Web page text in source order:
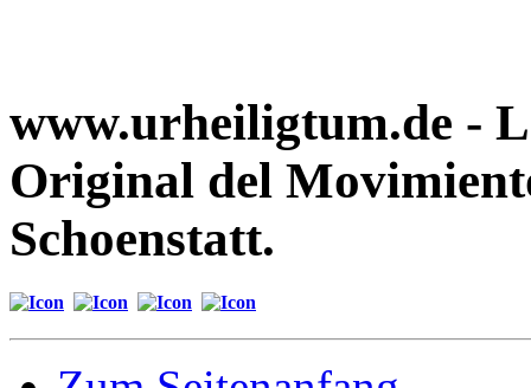
www.urheiligtum.de -
Original del
Schoenstatt.